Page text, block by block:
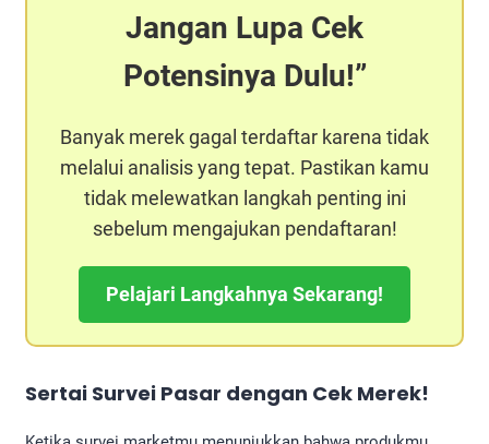
Jangan Lupa Cek
Potensinya Dulu!
Banyak merek gagal terdaftar karena tidak
melalui analisis yang tepat. Pastikan kamu
tidak melewatkan langkah penting ini
sebelum mengajukan pendaftaran!
Pelajari Langkahnya Sekarang!
Sertai Survei Pasar dengan Cek Merek!